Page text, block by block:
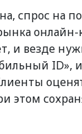
спрос на
везде
этом